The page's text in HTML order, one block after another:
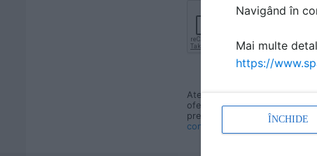
Atenție! Trimițând această
ofere informațiile solicitate.
prevederile GDPR și le vor
confidențialitate
Navigând în
Mai multe
https://
ÎNCHIDE